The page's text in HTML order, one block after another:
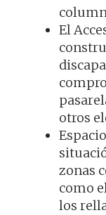
El
otros
zonas
como
los